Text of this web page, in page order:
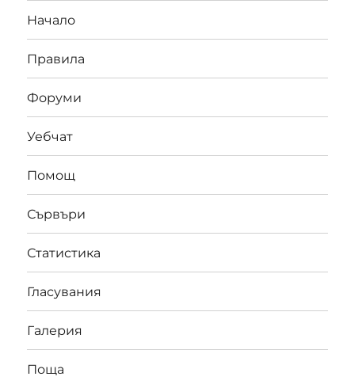
Начало
Правила
Форуми
Уебчат
Помощ
Сървъри
Статистика
Гласувания
Галерия
Поща